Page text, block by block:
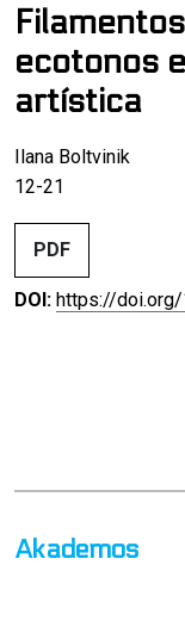
ecotonos
artística
Ilana Boltvinik
12-21
PDF
DOI: https://
Akademos